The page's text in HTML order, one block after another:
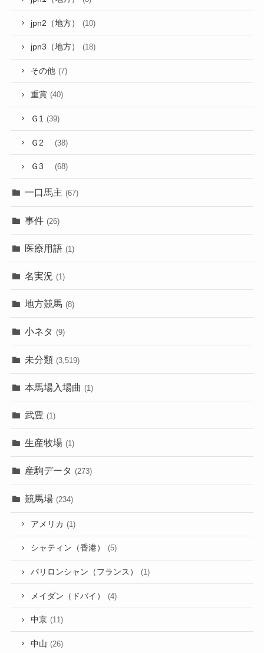
jpn2（地方） (10)
jpn3（地方） (18)
その他 (7)
重賞 (40)
Ｇ1 (39)
Ｇ2 (38)
Ｇ3 (68)
一口馬主 (67)
事件 (26)
医療用語 (1)
名実況 (1)
地方競馬 (8)
小ネタ (9)
未分類 (3,519)
本馬場入場曲 (1)
武豊 (1)
生産牧場 (1)
産駒データ (273)
競馬場 (234)
アメリカ (1)
シャティン（香港） (5)
パリロンシャン（フランス） (1)
メイダン（ドバイ） (4)
中京 (11)
中山 (26)